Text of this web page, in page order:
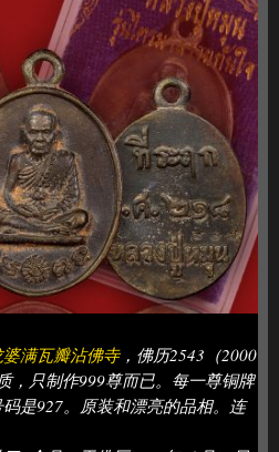
婆满瓦瓣沾佛寺，佛历2543（2000
，只制作999尊而已。每一尊铜牌
是927。原装和漂亮的品相。连